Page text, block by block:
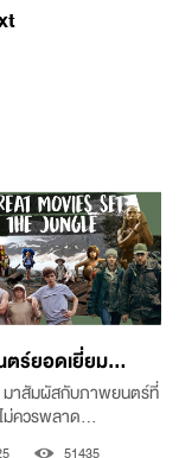
ร์ยอดเยี่ยม...
มาสัมผัสกับภาพยนตร์ที่
ม่ควรพลาด...